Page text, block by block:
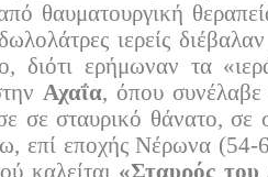
θαυματουργική
ιερείς
διότι ερήμωναν τα
Αχαΐα, όπου
σε σταυρικό θάνατο, σε
επί εποχής Νέρωνα (54-
καλείται «Σταυρός του